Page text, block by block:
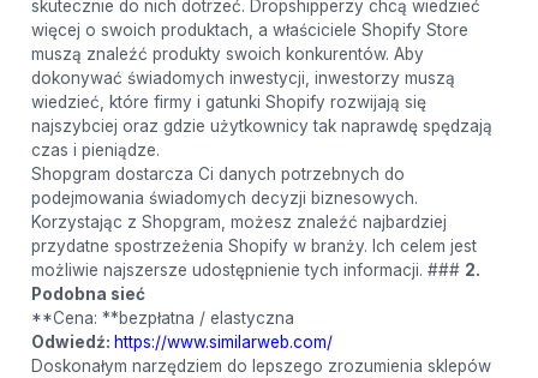
skutecznie do nich dotrzeć. Dropshipperzy chcą wiedzieć
więcej o swoich produktach, a właściciele Shopify Store
muszą znaleźć produkty swoich konkurentów. Aby
dokonywać świadomych inwestycji, inwestorzy muszą
wiedzieć, które firmy i gatunki Shopify rozwijają się
najszybciej oraz gdzie użytkownicy tak naprawdę spędzają
czas i pieniądze.
Shopgram dostarcza Ci danych potrzebnych do
podejmowania świadomych decyzji biznesowych.
Korzystając z Shopgram, możesz znaleźć najbardziej
przydatne spostrzeżenia Shopify w branży. Ich celem jest
możliwie najszersze udostępnienie tych informacji. ### 2.
Podobna sieć
**Cena: **bezpłatna / elastyczna
Odwiedź: https://www.similarweb.com/
Doskonałym narzędziem do lepszego zrozumienia sklepów